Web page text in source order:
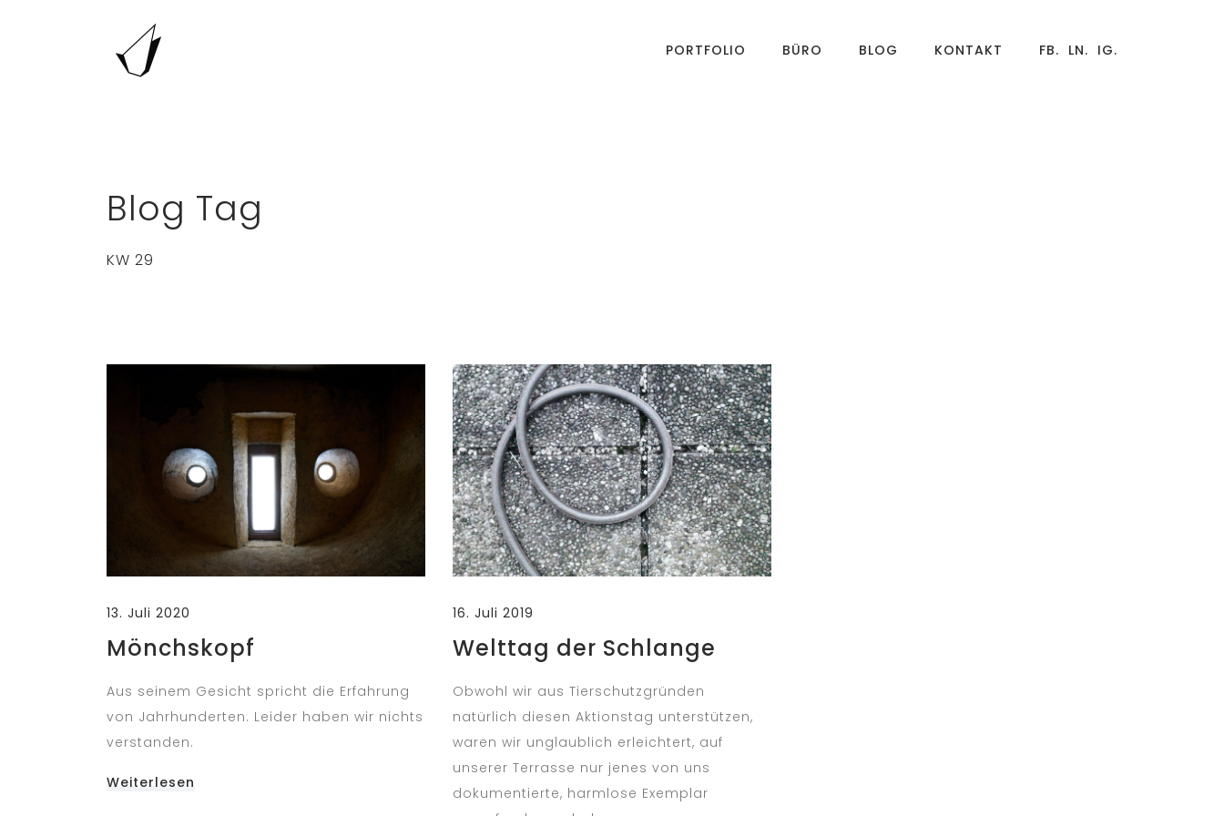
PORTFOLIO BÜRO BLOG KONTAKT FB. LN. IG.
Blog Tag
KW 29
13. Juli 2020
Mönchskopf
Aus seinem Gesicht spricht die Erfahrung
von Jahrhunderten. Leider haben wir nichts
verstanden.
Weiterlesen
16. Juli 2019
Welttag der Schlange
Obwohl wir aus Tierschutzgründen
natürlich diesen Aktionstag unterstützen,
waren wir unglaublich erleichtert, auf
unserer Terrasse nur jenes von uns
dokumentierte, harmlose Exemplar